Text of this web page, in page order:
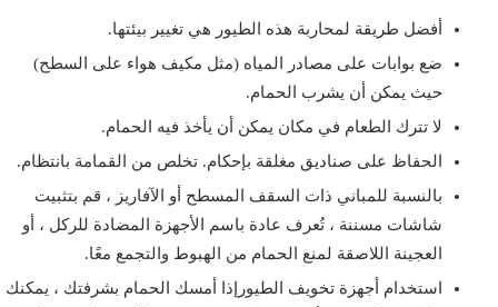
أفضل طريقة لمحاربة هذه الطيور هي تغيير بيئتها.
ضع بوابات على مصادر المياه (مثل مكيف هواء على السطح)
حيث يمكن أن يشرب الحمام.
لا تترك الطعام في مكان يمكن أن يأخذ فيه الحمام.
الحفاظ على صناديق مغلقة بإحكام. تخلص من القمامة بانتظام.
بالنسبة للمباني ذات السقف المسطح أو الآفاريز ، قم بتثبيت
شاشات مسننة ، تُعرف عادة باسم الأجهزة المضادة للركل ، أو
العجينة اللاصقة لمنع الحمام من الهبوط والتجمع معًا.
استخدام أجهزة تخويف الطيورإذا أمسك الحمام بشرفتك ، يمكنك